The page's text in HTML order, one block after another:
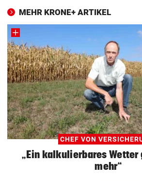
MEHR KRONE+ ARTIKEL
CHEF VON
„Ein kalkulierbares
mehr“